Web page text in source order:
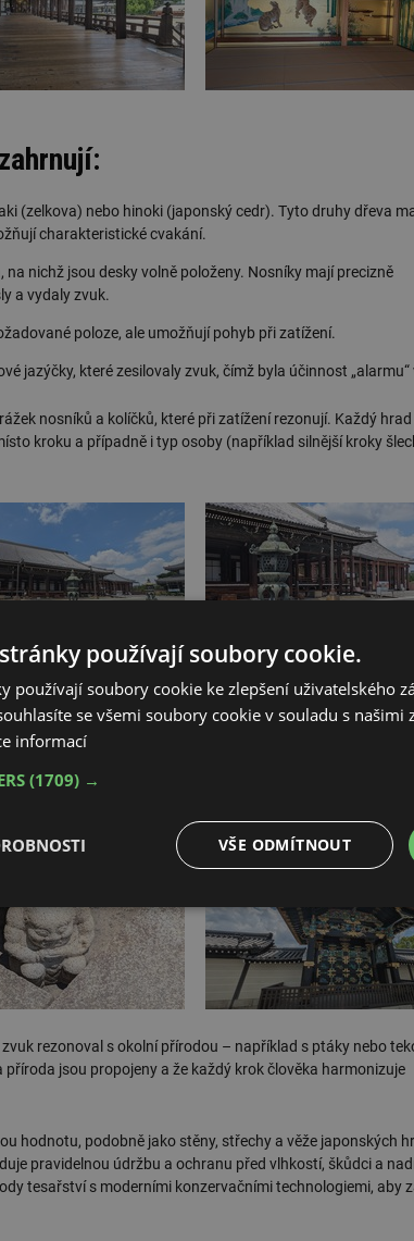
(zelkova) nebo hinoki (japonský cedr). Tyto druhy dřeva
charakteristické cvakání.
nichž jsou desky volně položeny. Nosníky mají precizně
a vydaly zvuk.
poloze, ale umožňují pohyb při zatížení.
jazýčky, které zesilovaly zvuk, čímž byla účinnost „alarmu“
nosníků a kolíčků, které při zatížení rezonují. Každý hrad
kroku a případně i typ osoby (například silnější kroky
japonské filozofie architektury. Zvuk slavíka je v
přirozenost a pomíjivost. Krok návštěvníka po
člověk slyšel, cítil i vnímal dřevo pod nohama.
rezonoval s okolní přírodou – například s ptáky nebo
jsou propojeny a že každý krok člověka harmonizuje
hodnotu, podobně jako stěny, střechy a věže japonských
pravidelnou údržbu a ochranu před vlhkostí, škůdci a
tesařství s moderními konzervačními technologiemi, aby
používají soubory cookie.
používají soubory cookie ke zlepšení uživatelského
se všemi soubory cookie v souladu s našimi
informací
(1709) →
VŠE ODMÍTNOUT
Výkonové
soubory
Soubory cílení Funkční
Výkonové soubory Soubory cílení Funkční soubory
nutných souborů cookie správně používat.
Provider /
Doména
Vyprší Popis